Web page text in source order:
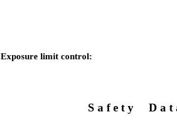
Exposure limit control:
S a f e t y D a t